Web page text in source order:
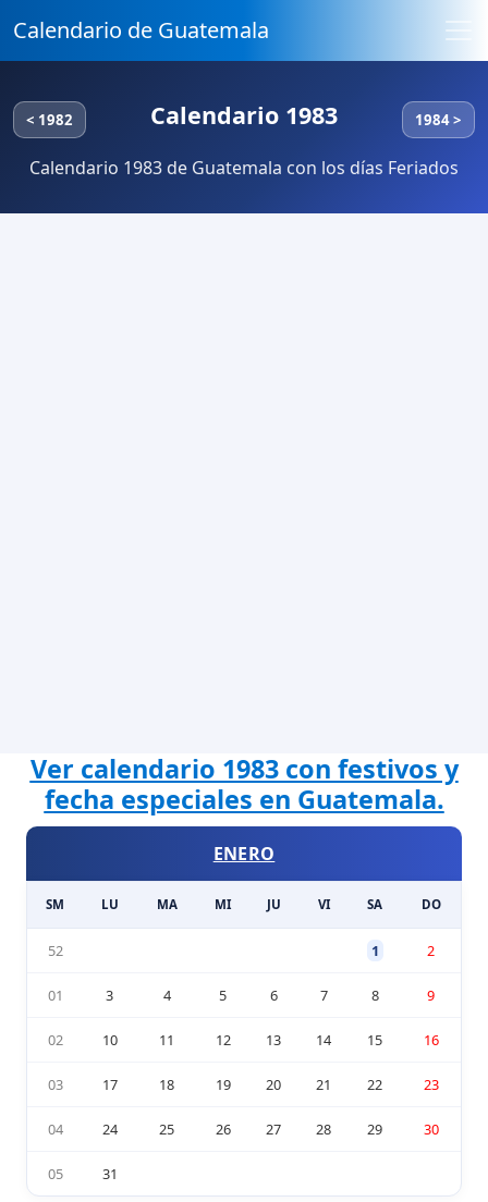
Calendario de Guatemala
< 1982 Calendario 1983 1984 >
Calendario 1983 de Guatemala con los días Feriados
Ver calendario 1983 con festivos y
fecha especiales en Guatemala.
ENERO
SM LU MA MI JU VI SA DO
52 1 2
01 3 4 5 6 7 8 9
02 10 11 12 13 14 15 16
03 17 18 19 20 21 22 23
04 24 25 26 27 28 29 30
05 31